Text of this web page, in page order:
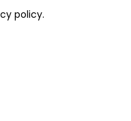
policy.